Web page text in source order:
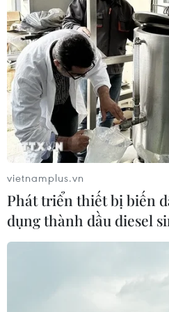
vực như thủy sản, nông sản,
vietnamplus.vn
Phát triển thiết bị biến
dụng thành dầu diesel